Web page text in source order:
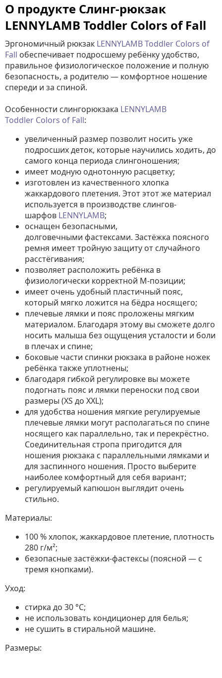
О продукте Слинг-рюкзак
LENNYLAMB Toddler Colors of Fall
Эргономичный рюкзак LENNYLAMB Toddler Colors of
Fall обеспечивает подросшему ребёнку удобство,
правильное физиологическое положение и полную
безопасность, а родителю — комфортное ношение
спереди и за спиной.
Особенности слингорюкзака LENNYLAMB
Toddler Colors of Fall:
увеличенный размер позволит носить уже
подросших деток, которые научились ходить, до
самого конца периода слингоношения;
имеет модную однотонную расцветку;
изготовлен из качественного хлопка
жаккардового плетения. Этот этот же материал
используется в производстве слингов-
шарфов LENNYLAMB;
оснащен безопасными,
долговечными фастексами. Застёжка поясного
ремня имеет тройную защиту от случайного
расстёгивания;
позволяет расположить ребёнка в
физиологически корректной М-позиции;
имеет очень удобный пластичный пояс,
который мягко ложится на бёдра носящего;
плечевые лямки и пояс проложены мягким
материалом. Благодаря этому вы сможете долго
носить малыша без ощущения усталости и боли
в плечах и спине;
боковые части спинки рюкзака в районе ножек
ребёнка также уплотнены;
благодаря гибкой регулировке вы можете
подогнать пояс и лямки переноски под свои
размеры (XS до XXL);
для удобства ношения мягкие регулируемые
плечевые лямки могут располагаться по спине
носящего как параллельно, так и перекрёстно.
Соединительная стропа пригодится для
ношения рюкзака с параллельными лямками и
для заспинного ношения. Просто выберите
наиболее комфортный для себя вариант;
регулируемый капюшон выглядит очень
стильно.
Материалы:
100 % хлопок, жаккардовое плетение, плотность
280 г/м²;
безопасные застёжки-фастексы (поясной — с
тремя кнопками).
Уход:
стирка до 30 °C;
не использовать кондиционер для белья;
не сушить в стиральной машине.
Размеры: